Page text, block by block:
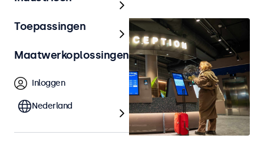
Toepassingen
Maatwerkoplossingen
Inloggen
Nederland